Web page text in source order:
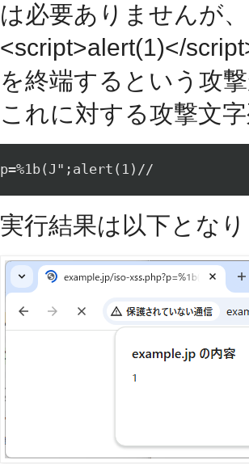
は必要ありませんが
<script>alert(1)</
を終端するという攻
これに対する攻撃文
実行結果は以下とな